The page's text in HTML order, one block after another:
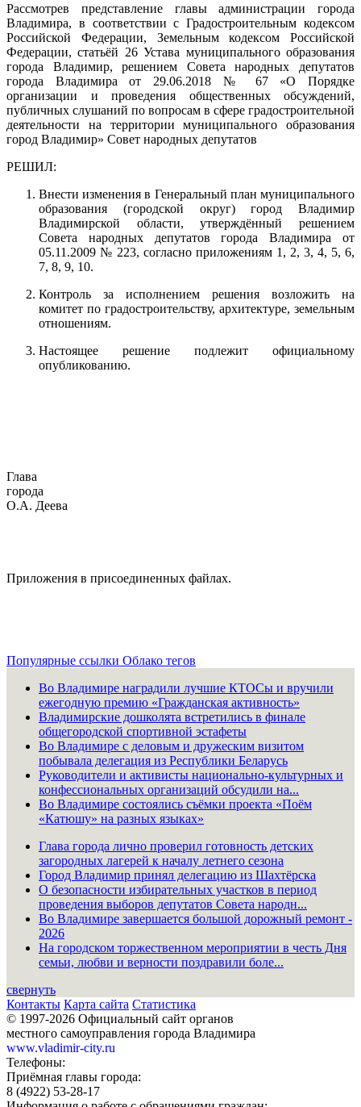
Рассмотрев представление главы администрации города
Владимира, в соответствии с Градостроительным кодексом
Российской Федерации, Земельным кодексом Российской
Федерации, статьёй 26 Устава муниципального образования
города Владимир, решением Совета народных депутатов
города Владимира от 29.06.2018 № 67 «О Порядке
организации и проведения общественных обсуждений,
публичных слушаний по вопросам в сфере градостроительной
деятельности на территории муниципального образования
город Владимир» Совет народных депутатов
РЕШИЛ:
Внести изменения в Генеральный план муниципального
образования (городской округ) город Владимир
Владимирской области, утверждённый решением
Совета народных депутатов города Владимира от
05.11.2009 № 223, согласно приложениям 1, 2, 3, 4, 5, 6,
7, 8, 9, 10.
Контроль за исполнением решения возложить на
комитет по градостроительству, архитектуре, земельным
отношениям.
Настоящее решение подлежит официальному
опубликованию.
Глава
города
О.А. Деева
Приложения в присоединенных файлах.
Популярные ссылки Облако тегов
Во Владимире наградили лучшие КТОСы и вручили
ежегодную премию «Гражданская активность»
Владимирские дошколята встретились в финале
общегородской спортивной эстафеты
Во Владимире с деловым и дружеским визитом
побывала делегация из Республики Беларусь
Руководители и активисты национально-культурных и
конфессиональных организаций обсудили на...
Во Владимире состоялись съёмки проекта «Поём
«Катюшу» на разных языках»
Глава города лично проверил готовность детских
загородных лагерей к началу летнего сезона
Город Владимир принял делегацию из Шахтёрска
О безопасности избирательных участков в период
проведения выборов депутатов Совета народн...
Во Владимире завершается большой дорожный ремонт -
2026
На городском торжественном мероприятии в честь Дня
семьи, любви и верности поздравили боле...
свернуть
Контакты Карта сайта Статистика
© 1997-2026 Официальный сайт органов
местного самоуправления города Владимира
www.vladimir-city.ru
Телефоны:
Приёмная главы города:
8 (4922) 53-28-17